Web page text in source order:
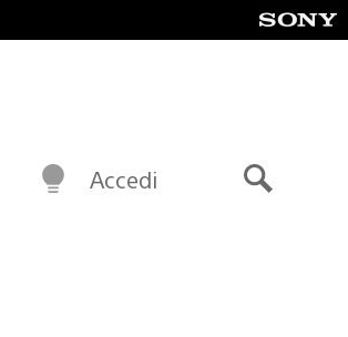
Accedi